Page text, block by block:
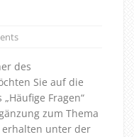
des
Sie auf die
Fragen“
zum Thema
erhalten unter der